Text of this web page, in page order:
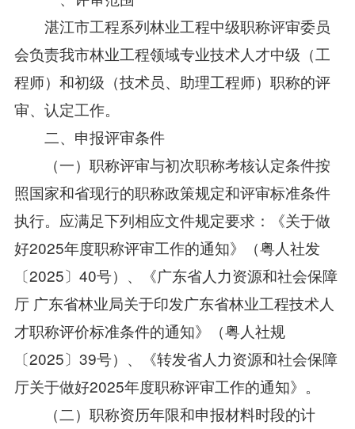
湛江市工程系列林业工程中级职称评审委员
会负责我市林业工程领域专业技术人才中级（工
程师）和初级（技术员、助理工程师）职称的评
审、认定工作。
二、申报评审条件
（一）职称评审与初次职称考核认定条件按
照国家和省现行的职称政策规定和评审标准条件
执行。应满足下列相应文件规定要求：《关于做
好2025年度职称评审工作的通知》（粤人社发
〔2025〕40号）、《广东省人力资源和社会保障
厅 广东省林业局关于印发广东省林业工程技术人
才职称评价标准条件的通知》（粤人社规
〔2025〕39号）、《转发省人力资源和社会保障
厅关于做好2025年度职称评审工作的通知》。
（二）职称资历年限和申报材料时段的计